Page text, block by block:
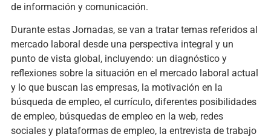
de información y comunicación.
Durante estas Jornadas, se van a tratar temas referidos al
mercado laboral desde una perspectiva integral y un
punto de vista global, incluyendo: un diagnóstico y
reflexiones sobre la situación en el mercado laboral actual
y lo que buscan las empresas, la motivación en la
búsqueda de empleo, el currículo, diferentes posibilidades
de empleo, búsquedas de empleo en la web, redes
sociales y plataformas de empleo, la entrevista de trabajo